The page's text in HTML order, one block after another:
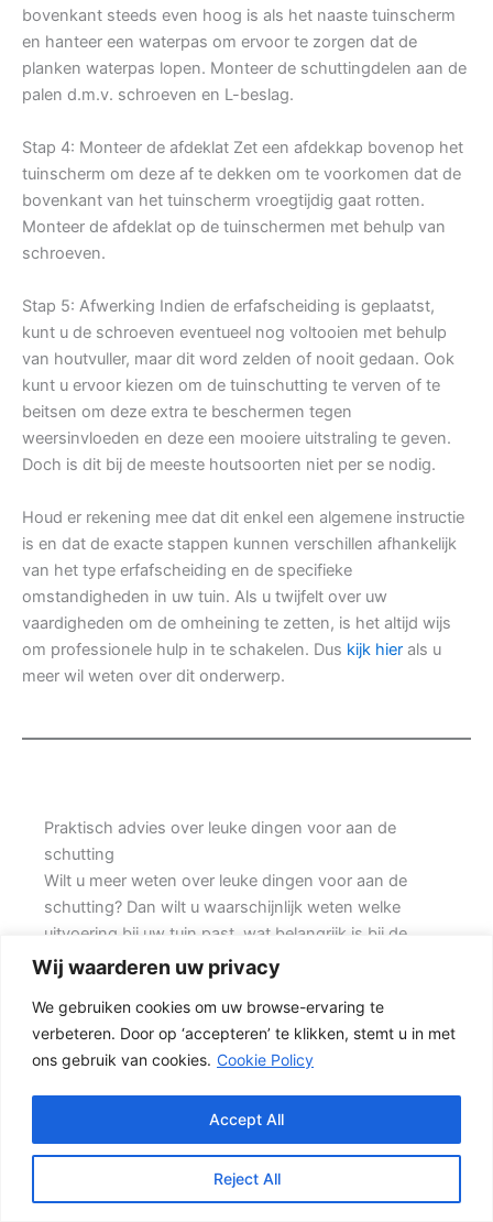
Wij waarderen uw privacy
We gebruiken cookies om uw browse-ervaring te
verbeteren. Door op ‘accepteren’ te klikken, stemt u in met
ons gebruik van cookies. Cookie Policy
Reject All
Accept All
bovenkant steeds even hoog is als het naaste tuinscherm
en hanteer een waterpas om ervoor te zorgen dat de
planken waterpas lopen. Monteer de schuttingdelen aan de
palen d.m.v. schroeven en L-beslag.
Stap 4: Monteer de afdeklat Zet een afdekkap bovenop het
tuinscherm om deze af te dekken om te voorkomen dat de
bovenkant van het tuinscherm vroegtijdig gaat rotten.
Monteer de afdeklat op de tuinschermen met behulp van
schroeven.
Stap 5: Afwerking Indien de erfafscheiding is geplaatst,
kunt u de schroeven eventueel nog voltooien met behulp
van houtvuller, maar dit word zelden of nooit gedaan. Ook
kunt u ervoor kiezen om de tuinschutting te verven of te
beitsen om deze extra te beschermen tegen
weersinvloeden en deze een mooiere uitstraling te geven.
Doch is dit bij de meeste houtsoorten niet per se nodig.
Houd er rekening mee dat dit enkel een algemene instructie
is en dat de exacte stappen kunnen verschillen afhankelijk
van het type erfafscheiding en de specifieke
omstandigheden in uw tuin. Als u twijfelt over uw
vaardigheden om de omheining te zetten, is het altijd wijs
om professionele hulp in te schakelen. Dus kijk hier als u
meer wil weten over dit onderwerp.
Praktisch advies over leuke dingen voor aan de
schutting
Wilt u meer weten over leuke dingen voor aan de
schutting? Dan wilt u waarschijnlijk weten welke
uitvoering bij uw tuin past, wat belangrijk is bij de
montage en waar u rekening mee moet houden
helpt klanten met bestaande woningen en denkt mee
over een duurzame oplossing.
Een nette tuinafscheiding vraagt om meer dan alleen
een paar schermen en palen. Wilt u vooral privacy,
dan is een dichte schutting meestal de beste keuze.
Daarbij spelen ook zaken mee zoals windbelasting,
hoogteverschillen, grondsoort, erfgrens en de